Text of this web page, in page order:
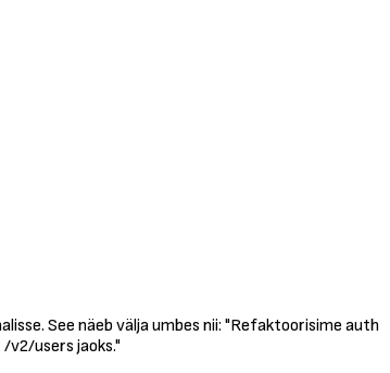
See näeb välja umbes nii: "Refaktoorisime auth
v2/users jaoks."